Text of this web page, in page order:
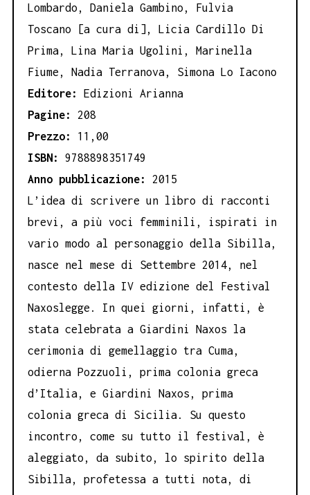
Lombardo, Daniela Gambino, Fulvia
Toscano [a cura di], Licia Cardillo Di
Prima, Lina Maria Ugolini, Marinella
Fiume, Nadia Terranova, Simona Lo Iacono
Editore: Edizioni Arianna
Pagine: 208
Prezzo: 11,00
ISBN: 9788898351749
Anno pubblicazione: 2015
L’idea di scrivere un libro di racconti
brevi, a più voci femminili, ispirati in
vario modo al personaggio della Sibilla,
nasce nel mese di Settembre 2014, nel
contesto della IV edizione del Festival
Naxoslegge. In quei giorni, infatti, è
stata celebrata a Giardini Naxos la
cerimonia di gemellaggio tra Cuma,
odierna Pozzuoli, prima colonia greca
d’Italia, e Giardini Naxos, prima
colonia greca di Sicilia. Su questo
incontro, come su tutto il festival, è
aleggiato, da subito, lo spirito della
Sibilla, profetessa a tutti nota, di